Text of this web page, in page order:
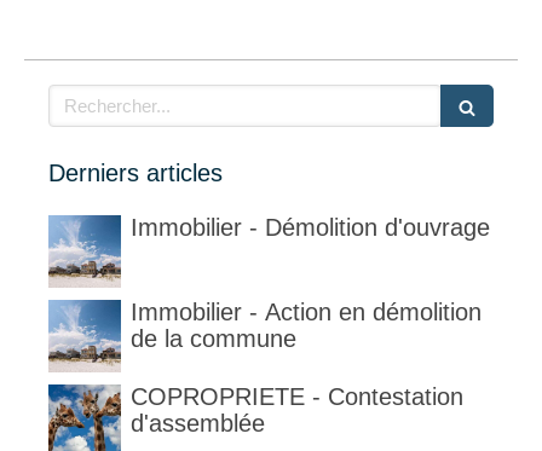
Rechercher
Derniers articles
Immobilier - Démolition d'ouvrage
Immobilier - Action en démolition
de la commune
COPROPRIETE - Contestation
d'assemblée